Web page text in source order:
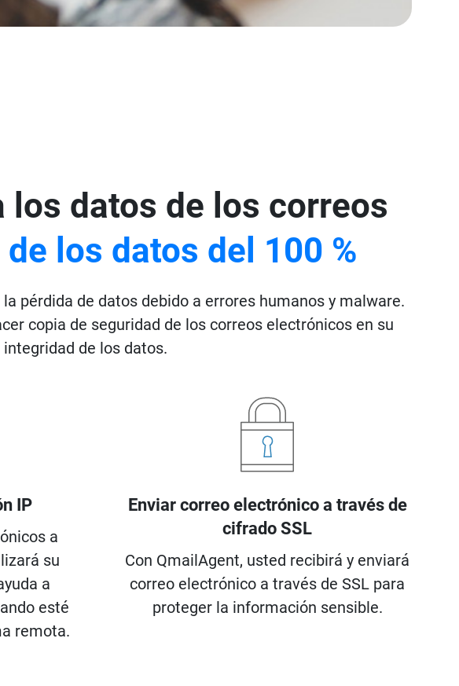
los datos de los correos
los datos del 100 %
pérdida de datos debido a errores humanos y malware.
copia de seguridad de los correos electrónicos en su
de los datos.
IP
a
su
a
esté
remota.
Enviar correo electrónico a través de
cifrado SSL
Con QmailAgent, usted recibirá y enviará
correo electrónico a través de SSL para
proteger la información sensible.